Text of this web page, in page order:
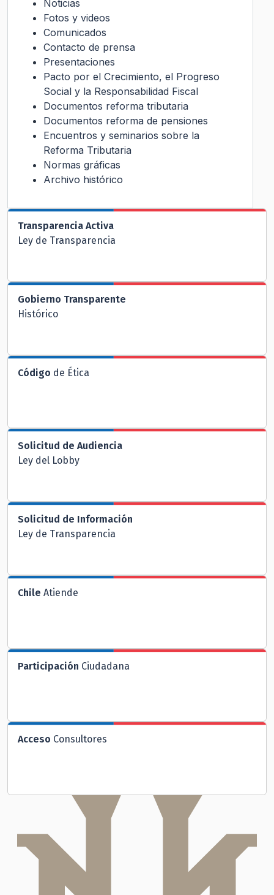
Noticias
Fotos y videos
Comunicados
Contacto de prensa
Presentaciones
Pacto por el Crecimiento, el Progreso
Social y la Responsabilidad Fiscal
Documentos reforma tributaria
Documentos reforma de pensiones
Encuentros y seminarios sobre la
Reforma Tributaria
Normas gráficas
Archivo histórico
Transparencia Activa
Ley de Transparencia
Gobierno Transparente
Histórico
Código de Ética
Solicitud de Audiencia
Ley del Lobby
Solicitud de Información
Ley de Transparencia
Chile Atiende
Participación Ciudadana
Acceso Consultores